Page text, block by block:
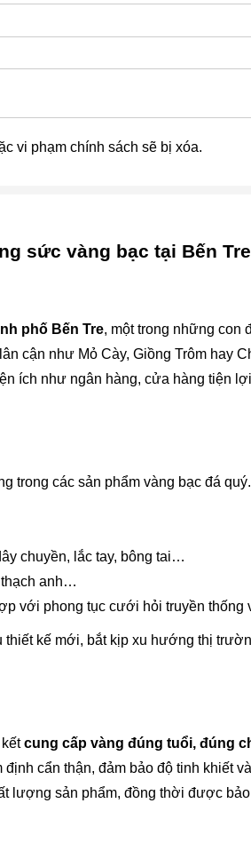
vi phạm chính sách sẽ bị xóa.
sức vàng bạc tại Bến Tre
phố Bến Tre, một trong những con
cận như Mỏ Cày, Giồng Trôm hay
ích như ngân hàng, cửa hàng tiện
trong các sản phẩm vàng bạc đá
chuyền, lắc tay, bông tai…
thạch anh…
với phong tục cưới hỏi truyền thống
kế mới, bắt kịp xu hướng thị
cung cấp vàng đúng tuổi, đúng
cẩn thận, đảm bảo độ tinh khiết
lượng sản phẩm, đồng thời được